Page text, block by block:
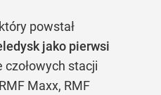
powstał
jako pierwsi
czołowych stacji
Maxx, RMF